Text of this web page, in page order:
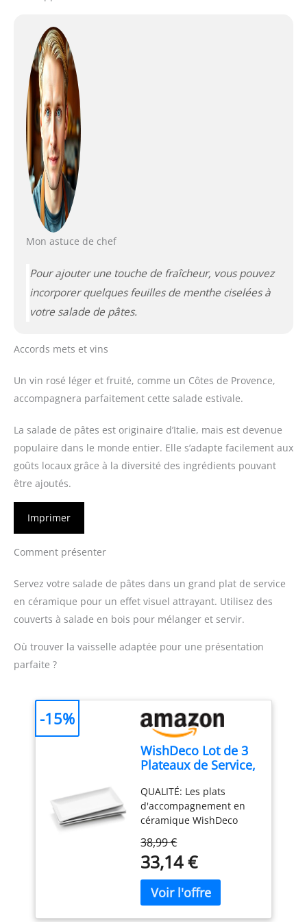
Mon astuce de chef
Pour ajouter une touche de fraîcheur, vous pouvez
incorporer quelques feuilles de menthe ciselées à
votre salade de pâtes.
Accords mets et vins
Un vin rosé léger et fruité, comme un Côtes de Provence,
accompagnera parfaitement cette salade estivale.
La salade de pâtes est originaire d’Italie, mais est devenue
populaire dans le monde entier. Elle s’adapte facilement aux
goûts locaux grâce à la diversité des ingrédients pouvant
être ajoutés.
Imprimer
Comment présenter
Servez votre salade de pâtes dans un grand plat de service
en céramique pour un effet visuel attrayant. Utilisez des
couverts à salade en bois pour mélanger et servir.
Où trouver la vaisselle adaptée pour une présentation
parfaite ?
WishDeco Lot de 3
Plateaux de Service,
Rectangulaires
Blanches 35x15 cm,
Grandes Assiettes à
Dîner en Porcelaine,
Plateaux de fête
pour Dessert,
Buffet, Entrée, Steak
QUALITÉ: Les plats
d'accompagnement en
céramique WishDeco
porcelaine
professionnelle durable,
les plats sont résistants
et durables ainsi
qu'élégants. Matériel de
38,99 €
33,14 €
-15%